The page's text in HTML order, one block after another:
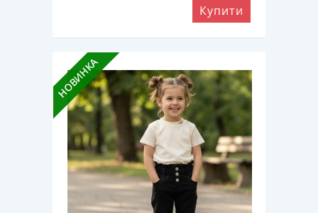
Купити
НОВИНКА